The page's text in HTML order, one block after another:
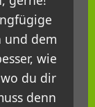
und dem
wie
du dir
denn